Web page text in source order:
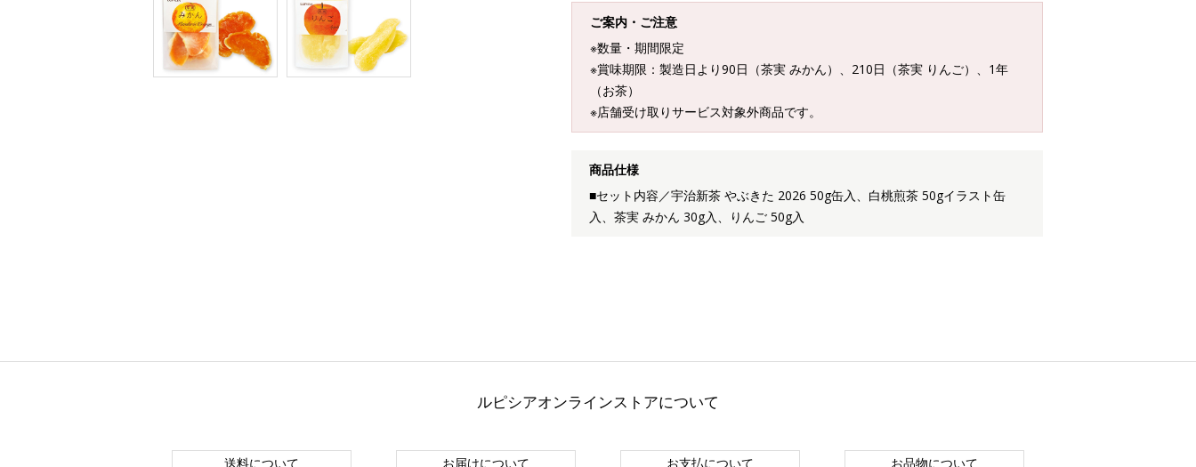
ご案内・ご注意
※数量・期間限定
※賞味期限：製造日より90日（茶実 みかん）、210日（茶実 りんご）、1年
（お茶）
※店舗受け取りサービス対象外商品です。
商品仕様
■セット内容／宇治新茶 やぶきた 2026 50g缶入、白桃煎茶 50gイラスト缶
入、茶実 みかん 30g入、りんご 50g入
ルピシアオンラインストアについて
送料について お届けについて お支払について お品物について